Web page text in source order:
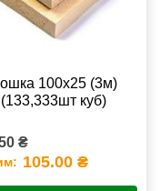
100х25 (3м)
(133,333шт куб)
₴
105.00 ₴